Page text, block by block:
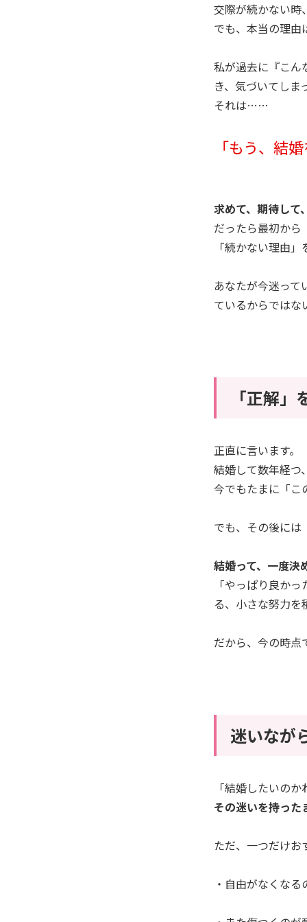
交際が続かない時
でも、本当の理由
私が過去に『こん
き、気づいてしま
それは……
「もう、結
求めて、期待して
だったら最初から
「続かない理由
あなたが今迷っ
ているからではな
「正解
正直に言います。
結婚して数年経つ
今でもたまに「こ
でも、その後には
結婚って、一度決
「やっぱり良か
る、小さな努力を
だから、今の時点
迷いなが
「結婚したいの
その迷いを持った
ただ、一つだけ
・自由がなくな